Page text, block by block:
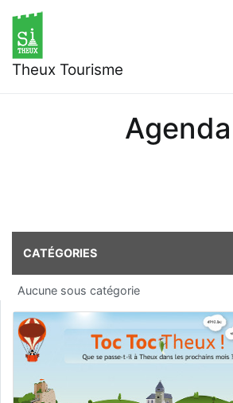
contenu
Theux Tourisme
Agenda
CATÉGORIES
Aucune sous catégorie